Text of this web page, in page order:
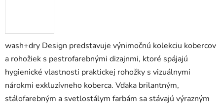
wash+dry Design predstavuje výnimočnú kolekciu kobercov
a rohožiek s pestrofarebnými dizajnmi, ktoré spájajú
hygienické vlastnosti praktickej rohožky s vizuálnymi
nárokmi exkluzívneho koberca. Vďaka brilantným,
stálofarebným a svetlostálym farbám sa stávajú výrazným